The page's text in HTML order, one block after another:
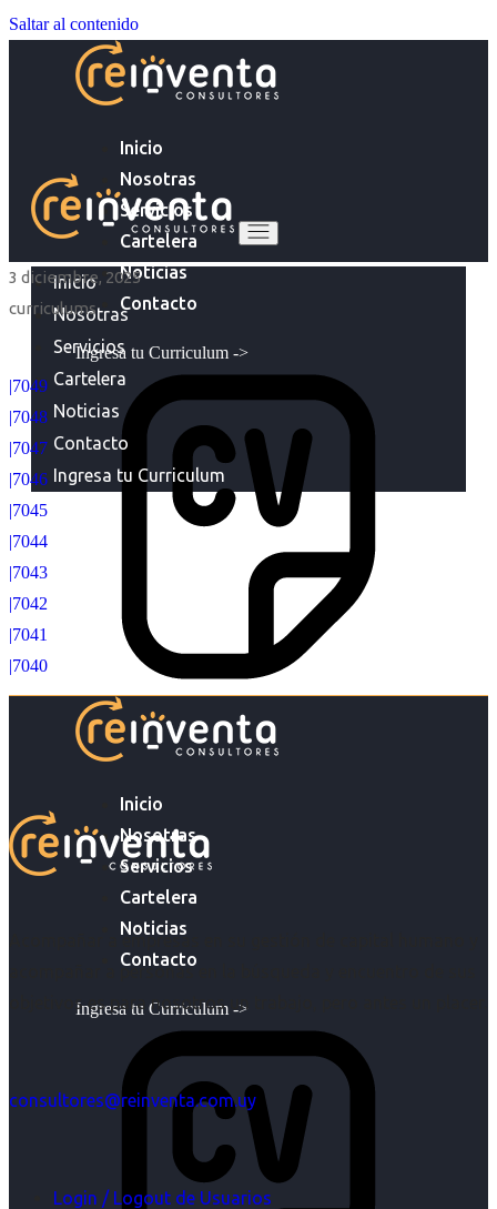
Saltar al contenido
Inicio
Nosotras
Servicios
Cartelera
Noticias
Contacto
Ingresa tu Curriculum ->
Inicio
Nosotras
Servicios
Cartelera
Noticias
Contacto
Ingresa tu Curriculum ->
Inicio
Nosotras
Servicios
Cartelera
Noticias
Contacto
Ingresa tu Curriculum
3 diciembre, 2025
curriculums
|7049
|7048
|7047
|7046
|7045
|7044
|7043
|7042
|7041
|7040
Acompañar a empresas en su gestión de capital humano y
acompañar a personas en la búsqueda y encuentro de sus
objetivos es para nosotros un trabajo, pero antes un placer.
consultores@reinventa.com.uy
Login / Logout de Usuarios